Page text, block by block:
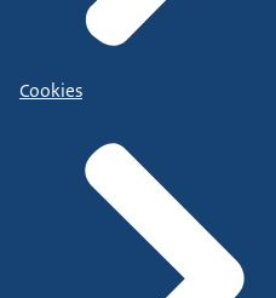
Cookies